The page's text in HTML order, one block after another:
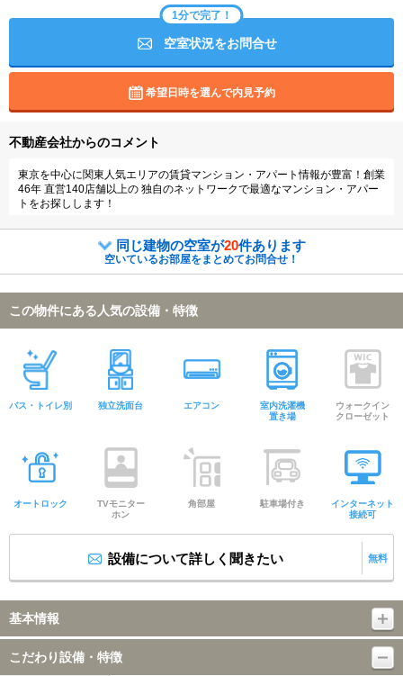
1分で完了！
空室状況をお問合せ
希望日時を選んで内見予約
不動産会社からのコメント
東京を中心に関東人気エリアの賃貸マンション・アパート情報が豊富！創業
46年 直営140店舗以上の 独自のネットワークで最適なマンション・アパー
トをお探しします！
同じ建物の空室が20件あります
空いているお部屋をまとめてお問合せ！
この物件にある人気の設備・特徴
バス・トイレ別 独立洗面台 エアコン
室内洗濯機
置き場
ウォークイン
クローゼット
オートロック
TVモニター
ホン
角部屋 駐車場付き
インターネット
接続可
設備について詳しく聞きたい 無料
基本情報
こだわり設備・特徴